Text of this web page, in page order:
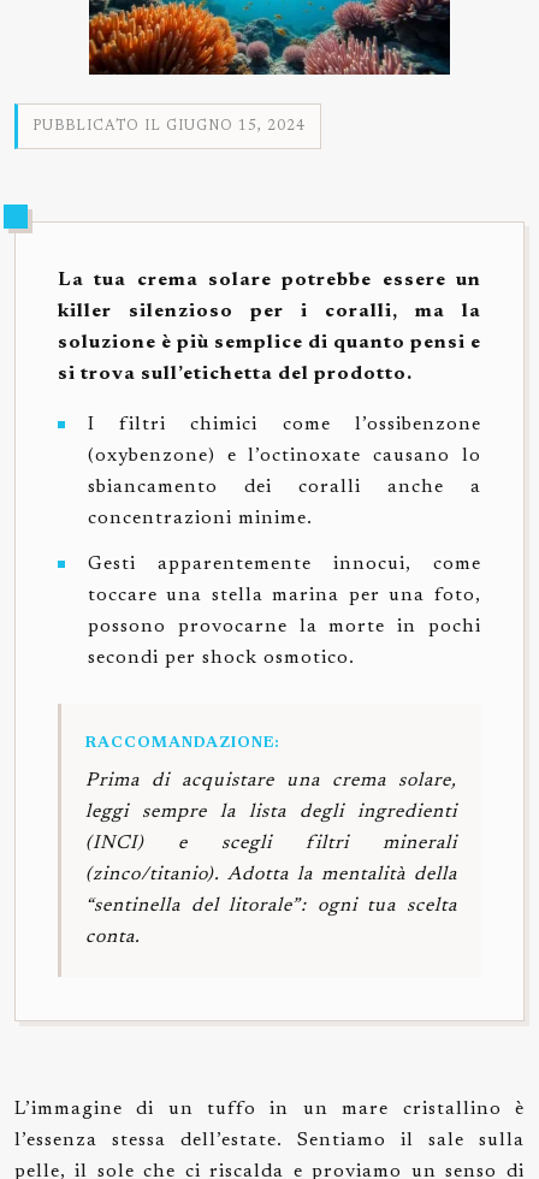
PUBBLICATO IL GIUGNO 15, 2024
La tua crema solare potrebbe essere un
killer silenzioso per i coralli, ma la
soluzione è più semplice di quanto pensi e
si trova sull’etichetta del prodotto.
I filtri chimici come l’ossibenzone
(oxybenzone) e l’octinoxate causano lo
sbiancamento dei coralli anche a
concentrazioni minime.
Gesti apparentemente innocui, come
toccare una stella marina per una foto,
possono provocarne la morte in pochi
secondi per shock osmotico.
RACCOMANDAZIONE:
Prima di acquistare una crema solare,
leggi sempre la lista degli ingredienti
(INCI) e scegli filtri minerali
(zinco/titanio). Adotta la mentalità della
“sentinella del litorale”: ogni tua scelta
conta.
L’immagine di un tuffo in un mare cristallino è
l’essenza stessa dell’estate. Sentiamo il sale sulla
pelle, il sole che ci riscalda e proviamo un senso di